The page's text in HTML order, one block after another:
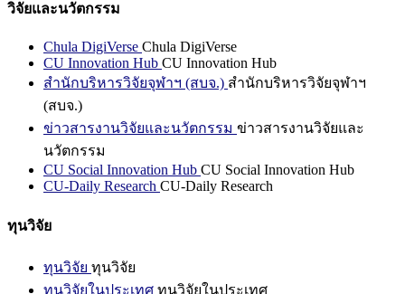
วิจัยและนวัตกรรม
Chula DigiVerse Chula DigiVerse
CU Innovation Hub CU Innovation Hub
สำนักบริหารวิจัยจุฬาฯ (สบจ.) สำนักบริหารวิจัยจุฬาฯ
(สบจ.)
ข่าวสารงานวิจัยและนวัตกรรม ข่าวสารงานวิจัยและ
นวัตกรรม
CU Social Innovation Hub CU Social Innovation Hub
CU-Daily Research CU-Daily Research
ทุนวิจัย
ทุนวิจัย ทุนวิจัย
ทุนวิจัยในประเทศ ทุนวิจัยในประเทศ